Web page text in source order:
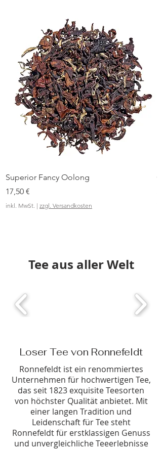
Superior Fancy Oolong
Preis
17,50 €
inkl. MwSt. | zzgl. Versandkosten
Tee aus aller Welt
Loser Tee von Ronnefeldt
Ronnefeldtist ein renommiertes
Unternehmen für hochwertigen Tee,
das seit 1823 exquisite Teesorten
von höchster Qualität anbietet. Mit
einer langen Tradition und
Leidenschaft für Tee steht
Ronnefeldt für erstklassigen Genuss
und unvergleichliche Teeerlebnisse